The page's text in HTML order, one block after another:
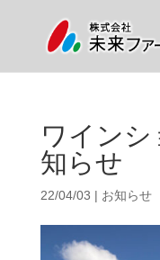
ワイン
知らせ
22/04/03 | お知らせ